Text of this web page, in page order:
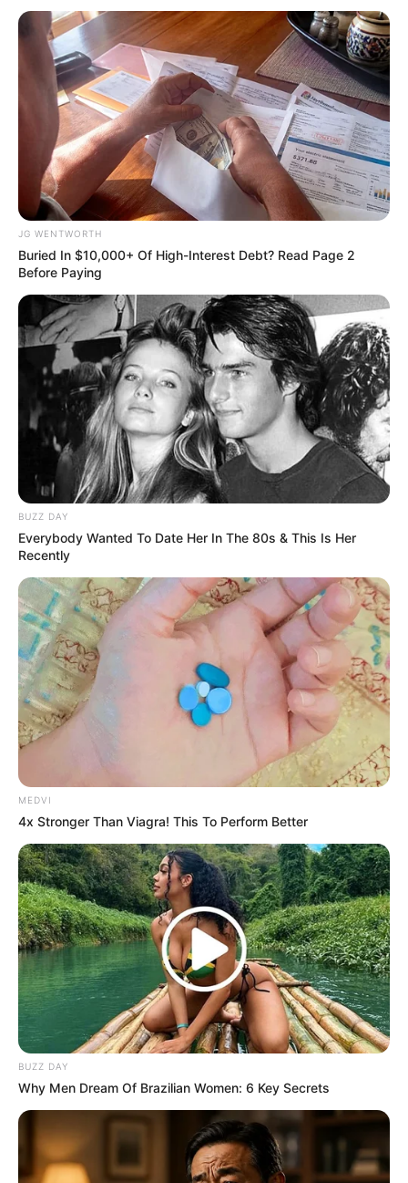
FORGE BODY
Suspicious Eagle Tries To Steal Puppy - Watch What
Happened
BUZZ DAY
Colorado Elk's Surprising Response After Being
Freed From Tire
BUZZ DAY
Man Teaches Lesson To Seat-Kicking Kid And Mom –
Watch!
BUZZ DAY
Why He Gets Hard In 15 Minutes: The Truth Doctors
Don't Tell
DIRECTMAX
Japan's Oldest Doctors Say Memory Loss Isn't Age:
Just Stop Drinking These 3 Beverages
This Trick Is For Men In Their 40's To Perform Better
MEDVI
JG WENTWORTH
Buried In $10,000+ Of High-Interest Debt? Read Page 2
Before Paying
BUZZ DAY
Everybody Wanted To Date Her In The 80s & This Is Her
Recently
MEDVI
4x Stronger Than Viagra! This To Perform Better
BUZZ DAY
Why Men Dream Of Brazilian Women: 6 Key Secrets